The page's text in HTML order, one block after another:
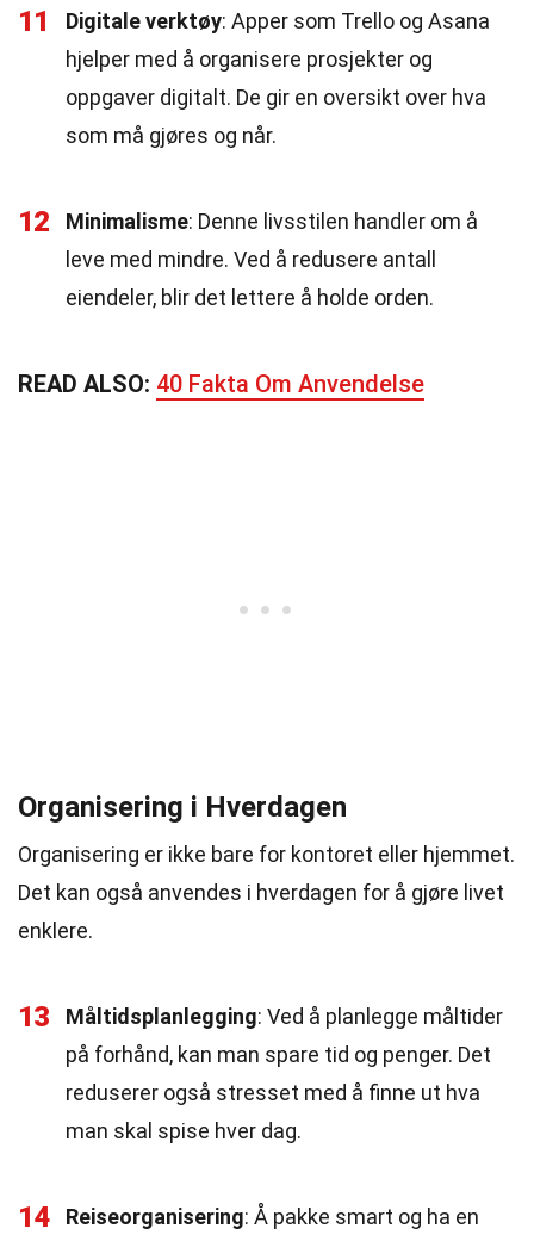
11 Digitale verktøy: Apper som Trello og Asana
hjelper med å organisere prosjekter og
oppgaver digitalt. De gir en oversikt over hva
som må gjøres og når.
12 Minimalisme: Denne livsstilen handler om å
leve med mindre. Ved å redusere antall
eiendeler, blir det lettere å holde orden.
READ ALSO: 40 Fakta Om Anvendelse
Organisering i Hverdagen
Organisering er ikke bare for kontoret eller hjemmet.
Det kan også anvendes i hverdagen for å gjøre livet
enklere.
13 Måltidsplanlegging: Ved å planlegge måltider
på forhånd, kan man spare tid og penger. Det
reduserer også stresset med å finne ut hva
man skal spise hver dag.
14 Reiseorganisering: Å pakke smart og ha en